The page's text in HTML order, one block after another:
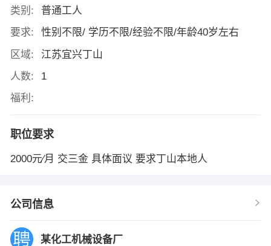
类别:
普通工人
要求:
性别不限/ 学历不限/经验不限/年龄40岁左右
区域:
江苏宜兴丁山
人数:
1
福利:
职位要求
2000元∕月 交三金 具体面议 要求丁山本地人
公司信息
某化工机械设备厂